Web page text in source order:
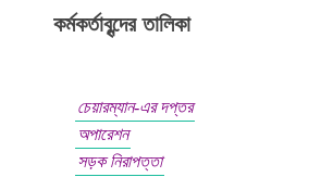
কর্মকর্তাবৃন্দের তালিকা
চেয়ারম্যান-এর দপ্তর
অপারেশন
সড়ক নিরাপত্তা